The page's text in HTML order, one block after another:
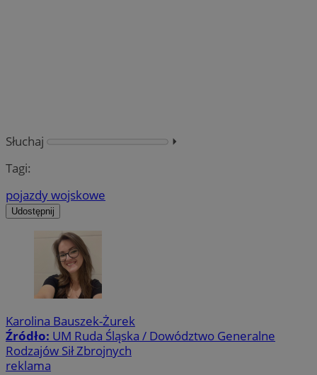
Słuchaj
⏵︎
Tagi:
pojazdy wojskowe
Udostępnij
Karolina Bauszek-Żurek
Źródło: UM Ruda Śląska / Dowództwo Generalne
Rodzajów Sił Zbrojnych
reklama